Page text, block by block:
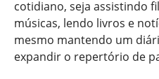
cotidiano, seja assistindo
músicas, lendo livros e
mesmo mantendo um
expandir o repertório de